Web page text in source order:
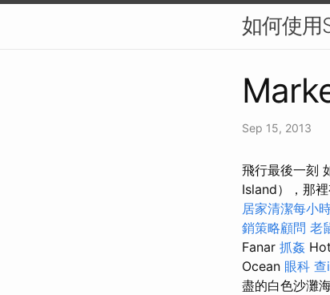
如何使用
Sep 15, 2013
飛行最後一刻
Island），那
居家清潔每小
銷策略顧問 老
Fanar 抓姦
Ocean 眼科 查
盡的白色沙灘